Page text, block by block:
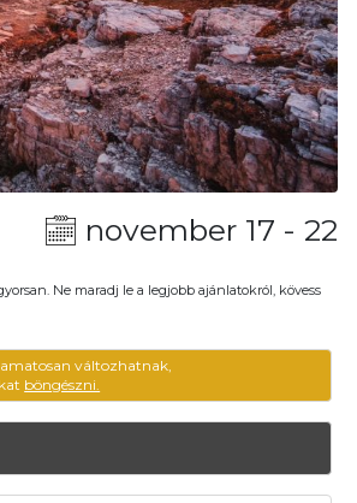
november 17 - 22
Ne maradj le a legjobb ajánlatokról, kövess
változhatnak,
böngészni.